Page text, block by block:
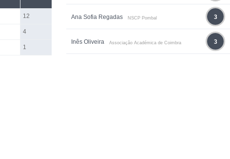
12
4
1
Ana Sofia Regadas NSCP Pombal 3
Inês Oliveira Associação Académica de Coimbra 3